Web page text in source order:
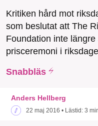
Kritiken hård mot
som beslutat att The
Foundation inte
prisceremoni i
Snabbläs
Anders Hellberg
22 maj 2016 • Lästid: 3
SMB kämpar för
starten 2010
drivit
vill vi